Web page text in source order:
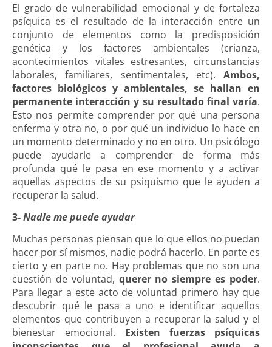
El grado de vulnerabilidad emocional y de fortaleza
psíquica es el resultado de la interacción entre un
conjunto de elementos como la predisposición
genética y los factores ambientales (crianza,
acontecimientos vitales estresantes, circunstancias
laborales, familiares, sentimentales, etc). Ambos,
factores biológicos y ambientales, se hallan en
permanente interacción y su resultado final varía.
Esto nos permite comprender por qué una persona
enferma y otra no, o por qué un individuo lo hace en
un momento determinado y no en otro. Un psicólogo
puede ayudarle a comprender de forma más
profunda qué le pasa en ese momento y a activar
aquellas aspectos de su psiquismo que le ayuden a
recuperar la salud.
3-Nadie me puede ayudar
Muchas personas piensan que lo que ellos no puedan
hacer por sí mismos, nadie podrá hacerlo. En parte es
cierto y en parte no. Hay problemas que no son una
cuestión de voluntad, querer no siempre es poder.
Para llegar a este acto de voluntad primero hay que
descubrir qué le pasa a uno e identificar aquellos
elementos que contribuyen a recuperar la salud y el
bienestar emocional. Existen fuerzas psíquicas